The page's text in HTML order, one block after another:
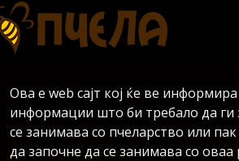
Ова е web сајт кој ќе ве информира
информации што би требало да ги
се занимава со пчеларство или
да започне да се занимава со оваа